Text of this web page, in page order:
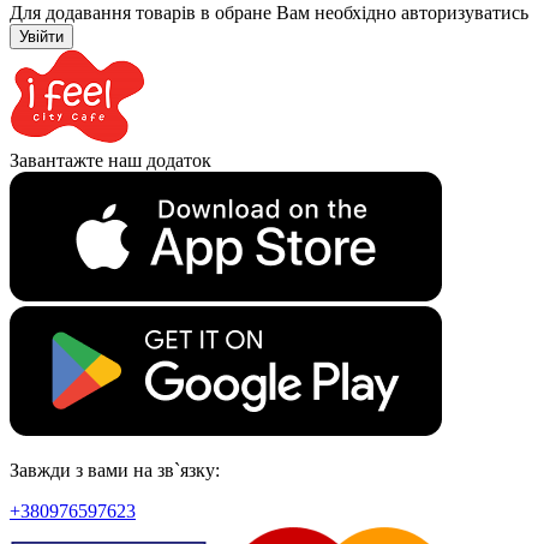
Для додавання товарів в обране Вам необхідно авторизуватись
Увійти
Завантажте наш додаток
Завжди з вами на зв`язку:
+380976597623